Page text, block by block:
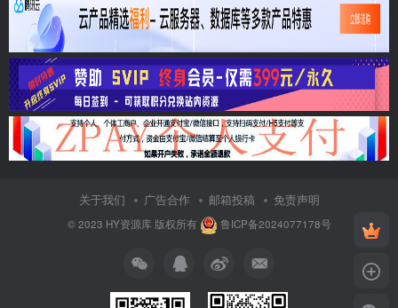
关于我们 广告合作 邮箱投稿 免责声明
© 2023 HY资源库版权所有 鲁ICP备2024077178号